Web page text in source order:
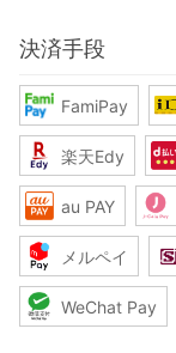
決済手段
FamiPay
楽天Edy
au PAY
メルペイ
WeChat Pay